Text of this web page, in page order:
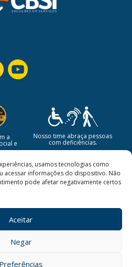
usamos tecnologias como
acessar informações do dispositivo. Não
pode afetar negativamente certos
Aceitar
Negar
Preferências
a
e
Nosso time abraça pessoas
com deficiências.
reservados.